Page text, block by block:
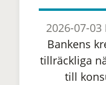
2026-07-03
Bankens
tillräckliga
till